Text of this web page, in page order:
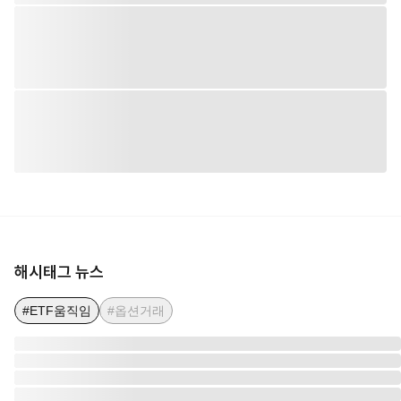
해시태그 뉴스
#ETF움직임 #옵션거래